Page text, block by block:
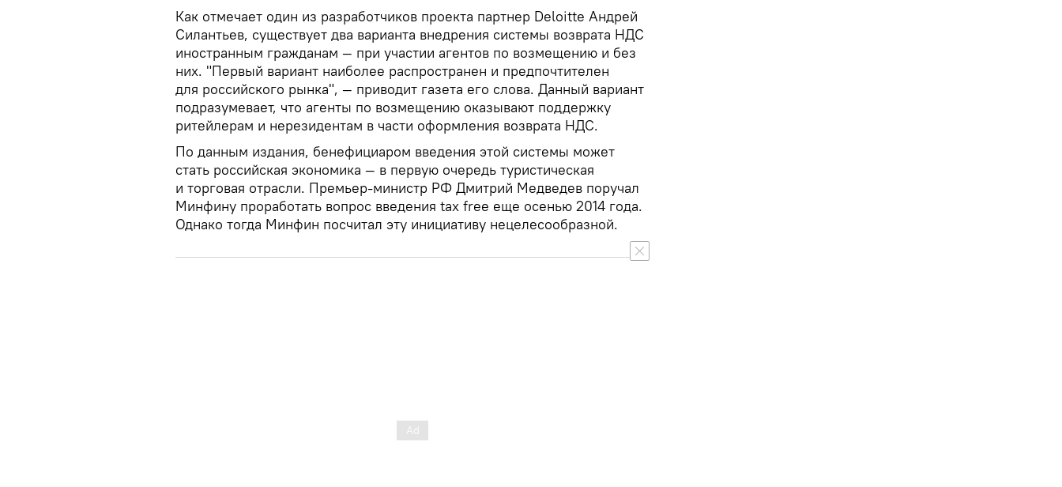
Как отмечает один из разработчиков проекта партнер Deloitte Андрей
Силантьев, существует два варианта внедрения системы возврата НДС
иностранным гражданам — при участии агентов по возмещению и без
них. "Первый вариант наиболее распространен и предпочтителен
для российского рынка", — приводит газета его слова. Данный вариант
подразумевает, что агенты по возмещению оказывают поддержку
ритейлерам и нерезидентам в части оформления возврата НДС.
По данным издания, бенефициаром введения этой системы может
стать российская экономика — в первую очередь туристическая
и торговая отрасли. Премьер-министр РФ Дмитрий Медведев поручал
Минфину проработать вопрос введения tax free еще осенью 2014 года.
Однако тогда Минфин посчитал эту инициативу нецелесообразной.